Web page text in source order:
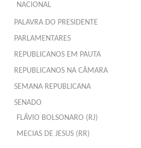
NACIONAL
PALAVRA DO PRESIDENTE
PARLAMENTARES
REPUBLICANOS EM PAUTA
REPUBLICANOS NA CÂMARA
SEMANA REPUBLICANA
SENADO
FLÁVIO BOLSONARO (RJ)
MECIAS DE JESUS (RR)